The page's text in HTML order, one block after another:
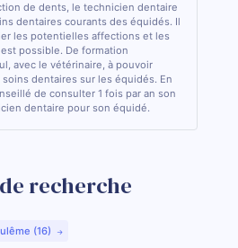
de dents, le technicien dentaire
dentaires courants des équidés. Il
les potentielles affections et les
possible. De formation
avec le vétérinaire, à pouvoir
dentaires sur les équidés. En
de consulter 1 fois par an son
dentaire pour son équidé.
recherche
(16)